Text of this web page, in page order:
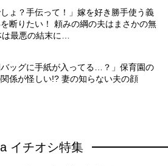
しょ？手伝って！」嫁を好き勝手使う義
断りたい！ 頼みの綱の夫はまさかの無
は最悪の結末に…
バッグに手紙が入ってる…？」保育園の
係が怪しい!? 妻の知らない夫の顔
イチオシ特集